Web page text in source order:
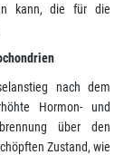
kann, die für die
nach dem
Hormon- und
über den
Zustand, wie